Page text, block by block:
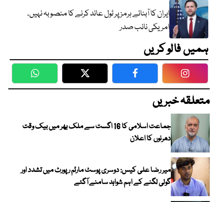
ایران کا آبنائے ہرمز پر ٹول عائد کرنے کا منصوبہ نہیں،
امریکی نائب صدر
ہمیں فالو کریں
WhatsApp Twitter Facebook
متعلقہ خبریں
جماعت اسلامی کا 16 اگست سے ملک بھر میں بیک وقت
دھرنوں کا اعلان
میر رضا علی کیس: دوسری پوسٹ مارٹم رپورٹ میں تشدد اور
گولی لگنے کے اہم شواہد سامنے آگئے